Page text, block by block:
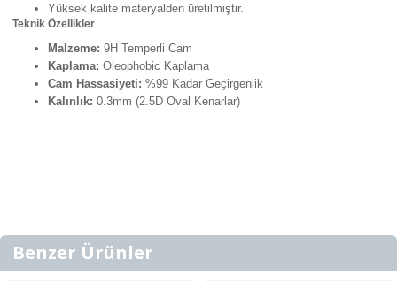
Yüksek kalite materyalden üretilmiştir.
Teknik Özellikler
Malzeme: 9H Temperli Cam
Kaplama: Oleophobic Kaplama
Cam Hassasiyeti: %99 Kadar Geçirgenlik
Kalınlık: 0.3mm (2.5D Oval Kenarlar)
Benzer Ürünler